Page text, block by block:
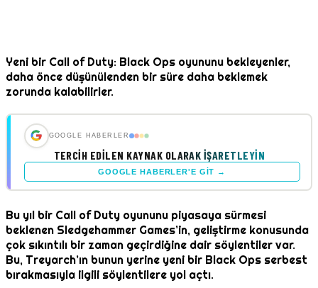
Yeni bir Call of Duty: Black Ops oyununu bekleyenler,
daha önce düşünülenden bir süre daha beklemek
zorunda kalabilirler.
GOOGLE HABERLER
TERCIH EDILEN KAYNAK OLARAK İŞARETLEYIN
GOOGLE HABERLER'E GIT →
Bu yıl bir Call of Duty oyununu piyasaya sürmesi
beklenen Sledgehammer Games’in, geliştirme konusunda
çok sıkıntılı bir zaman geçirdiğine dair söylentiler var.
Bu, Treyarch’ın bunun yerine yeni bir Black Ops serbest
bırakmasıyla ilgili söylentilere yol açtı.